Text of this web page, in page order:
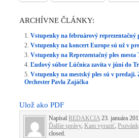
ARCHÍVNE ČLÁNKY:
Vstupenky na februárový reprezentačný
Vstupenky na koncert Europe sú už v
Vstupenky na Reprezentačný ples
Ľudový súbor Lúčnica zavíta v júni do
Vstupenky na mestský ples sú v
Orchester Pavla Zajáčka
Ulož ako PDF
Napísal REDAKCIA 23. januára
Ďalšie správy, Kam vyraziť,
closed.